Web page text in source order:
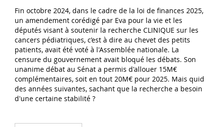
Fin octobre 2024, dans le cadre de la loi de finances 2025,
un amendement corédigé par Eva pour la vie et les
députés visant à soutenir la recherche CLINIQUE sur les
cancers pédiatriques, c’est à dire au chevet des petits
patients, avait été voté à l'Assemblée nationale. La
censure du gouvernement avait bloqué les débats. Son
unanime débat au Sénat a permis d'allouer 15M€
complémentaires, soit en tout 20M€ pour 2025. Mais quid
des années suivantes, sachant que la recherche a besoin
d'une certaine stabilité ?